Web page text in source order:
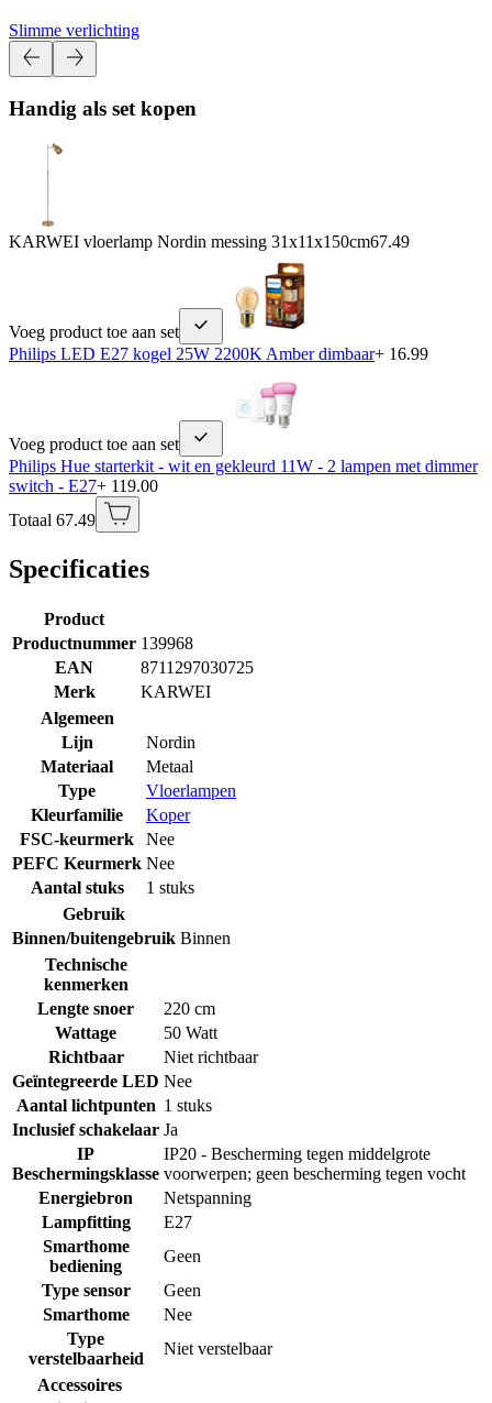
Slimme verlichting
Handig als set kopen
KARWEI vloerlamp Nordin messing 31x11x150cm67.49
Voeg product toe aan set
Philips LED E27 kogel 25W 2200K Amber dimbaar+ 16.99
Voeg product toe aan set
Philips Hue starterkit - wit en gekleurd 11W - 2 lampen met dimmer
switch - E27+ 119.00
Totaal 67.49
Specificaties
Product
Productnummer 139968
EAN
8711297030725
Merk
KARWEI
Algemeen
Lijn
Nordin
Materiaal
Metaal
Type
Vloerlampen
Kleurfamilie
Koper
FSC-keurmerk
Nee
PEFC Keurmerk Nee
Aantal stuks
1 stuks
Gebruik
Binnen/buitengebruik Binnen
Technische
kenmerken
Lengte snoer
220 cm
Wattage
50 Watt
Richtbaar
Niet richtbaar
Geïntegreerde LED Nee
Aantal lichtpunten 1 stuks
Inclusief schakelaar Ja
IP
Beschermingsklasse
IP20 - Bescherming tegen middelgrote
voorwerpen; geen bescherming tegen vocht
Energiebron
Netspanning
Lampfitting
E27
Smarthome
bediening
Geen
Type sensor
Geen
Smarthome
Nee
Type
verstelbaarheid
Niet verstelbaar
Accessoires